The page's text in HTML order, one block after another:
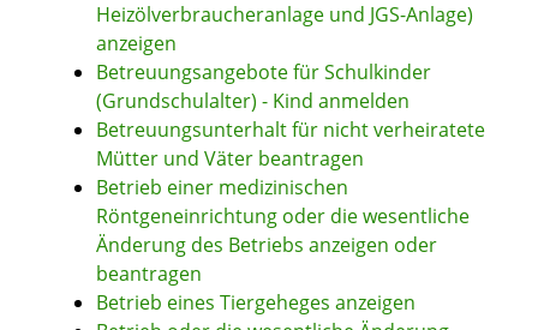
Heizölverbraucheranlage und JGS-Anlage)
anzeigen
Betreuungsangebote für Schulkinder
(Grundschulalter) - Kind anmelden
Betreuungsunterhalt für nicht verheiratete
Mütter und Väter beantragen
Betrieb einer medizinischen
Röntgeneinrichtung oder die wesentliche
Änderung des Betriebs anzeigen oder
beantragen
Betrieb eines Tiergeheges anzeigen